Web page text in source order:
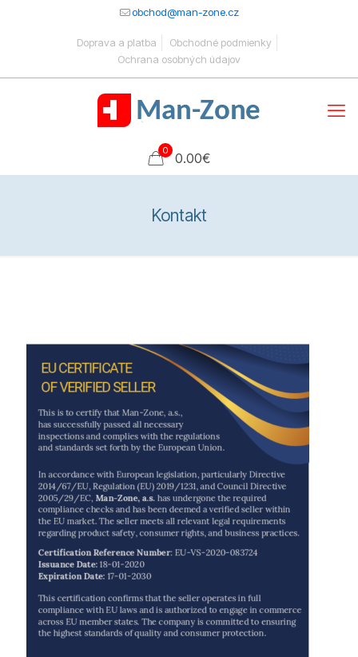
obchod@man-zone.cz
Doprava a platba
Obchodné podmienky
Ochrana osobných údajov
0 0.00€
Kontakt